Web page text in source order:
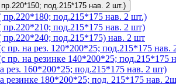
под.215*175 нав. 2 шт.)
пр.220*180; под.215*175 нав. 2 шт.)
пр.220*210; под.215*175 нав. 2 шт)
пр.220*240; под.215*175) нав. 2 шт
пр. на рез. 120*200*25; под.215*175 нав.
пр. на резинке 140*200*25; под.215*175
рез. 160*200*25; под.215*175 нав. 2 шт)
резинке 180*200*25; под. 215*175 нав.